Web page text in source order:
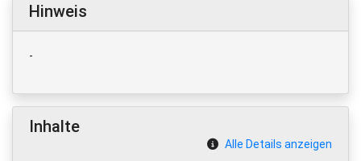
Hinweis
-
Inhalte
Alle Details anzeigen